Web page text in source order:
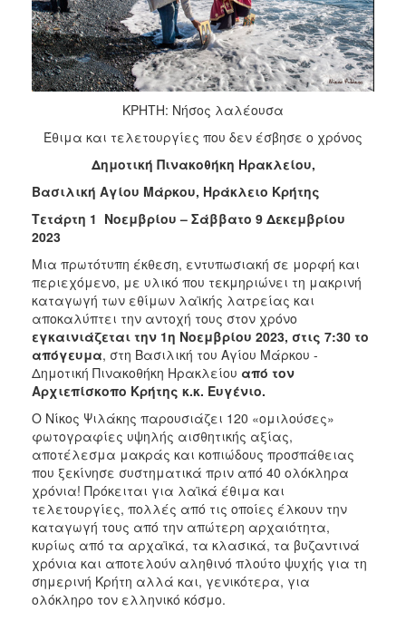
2015
2013
2012
2011
ΠΟΛΙΤΙΣΜΟΣ
ΑΝΘΕΚΤΙΚΗ
ΠΟΛΗ
ΚΡΗΤΗ: Νήσος λαλέουσα
Έθιμα και τελετουργίες που δεν έσβησε ο χρόνος
Δημοτική Πινακοθήκη Ηρακλείου,
Βασιλική Αγίου Μάρκου, Ηράκλειο Κρήτης
Τετάρτη 1 Νοεμβρίου – Σάββατο 9 Δεκεμβρίου
2023
Μια πρωτότυπη έκθεση, εντυπωσιακή σε μορφή και
περιεχόμενο, με υλικό που τεκμηριώνει τη μακρινή
καταγωγή των εθίμων λαϊκής λατρείας και
αποκαλύπτει την αντοχή τους στον χρόνο
εγκαινιάζεται την 1η Νοεμβρίου 2023, στις 7:30 το
απόγευμα, στη Βασιλική του Αγίου Μάρκου -
Δημοτική Πινακοθήκη Ηρακλείου από τον
Αρχιεπίσκοπο Κρήτης κ.κ. Ευγένιο.
Ο Νίκος Ψιλάκης παρουσιάζει 120 «ομιλούσες»
φωτογραφίες υψηλής αισθητικής αξίας,
αποτέλεσμα μακράς και κοπιώδους προσπάθειας
που ξεκίνησε συστηματικά πριν από 40 ολόκληρα
χρόνια! Πρόκειται για λαϊκά έθιμα και
τελετουργίες, πολλές από τις οποίες έλκουν την
καταγωγή τους από την απώτερη αρχαιότητα,
κυρίως από τα αρχαϊκά, τα κλασικά, τα βυζαντινά
χρόνια και αποτελούν αληθινό πλούτο ψυχής για τη
σημερινή Κρήτη αλλά και, γενικότερα, για
ολόκληρο τον ελληνικό κόσμο.